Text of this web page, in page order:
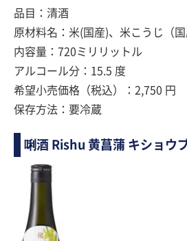
品目：清酒
原材料名：米(国産)、米こうじ（国
内容量：720ミリリットル
アルコール分：15.5 度
希望小売価格（税込）：2,750 円
保存方法：要冷蔵
唎酒 Rishu 黄菖蒲 キショウ